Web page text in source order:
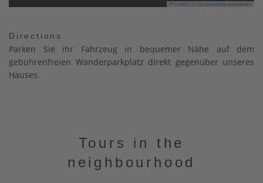
Leaflet OpenStreetMapcontributors
Directions
​Parken Sie ihr Fahrzeug in bequemer Nähe auf dem
gebührenfreien Wanderparkplatz direkt gegenüber unseres
Hauses.
Tours in the
neighbourhood